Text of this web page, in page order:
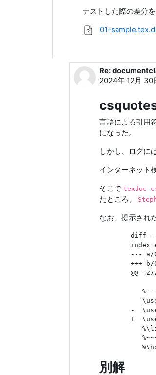
テストした際の差分
01-
和田 勇 への返信
Re:
2024年 12月 30
言語による引用
になった。
しかし、ログに
インターネット
そこでtexdoc
たところ、
なお、提示され
diff
index
---
+++
@@ -
-
+
別解